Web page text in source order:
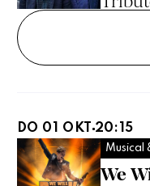
We
Musical
DO 01 OKT 20:15